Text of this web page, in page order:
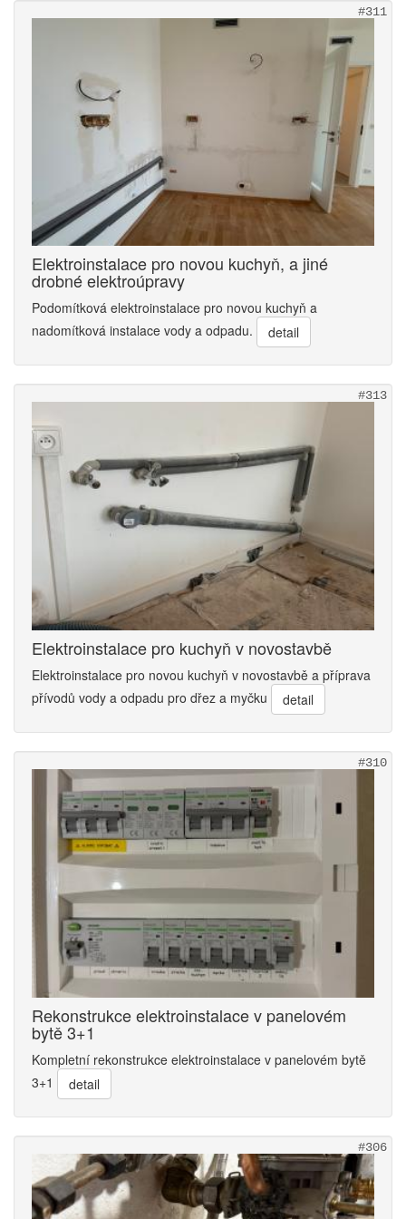
#311
Elektroinstalace pro novou kuchyň, a jiné
drobné elektroúpravy
Podomítková elektroinstalace pro novou kuchyň a
nadomítková instalace vody a odpadu.
detail
#313
Elektroinstalace pro kuchyň v novostavbě
Elektroinstalace pro novou kuchyň v novostavbě a příprava
přívodů vody a odpadu pro dřez a myčku
detail
#310
Rekonstrukce elektroinstalace v panelovém
bytě 3+1
Kompletní rekonstrukce elektroinstalace v panelovém bytě
3+1
detail
#306